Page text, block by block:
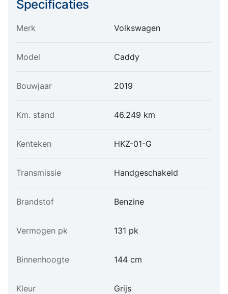
Specificaties
Merk Volkswagen
Model Caddy
Bouwjaar 2019
Km. stand 46.249 km
Kenteken HKZ-01-G
Transmissie Handgeschakeld
Brandstof Benzine
Vermogen pk 131 pk
Binnenhoogte 144 cm
Kleur Grijs